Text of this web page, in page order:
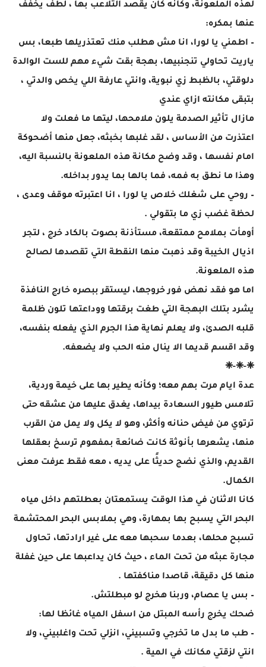
لهذه الملعونة، وكأنه كان يقصد التلاعب بها ، لطف يخفف
عنها بمكره:
– اطمني يا لورا، انا مش هطلب منك تعتذريلها طبعا، بس
ياريت تحاولي تنجنبيها، بهجة بقت شيء مهم للست الوالدة
دلوقتي، بالظبط زي نبوية، وانتي عارفة اللي يخص والدتي ،
بتبقى مكانته ازاي عندي
مازال تأثير الصدمة يلون ملامحها، ليتها ما فعلت ولا
اعتذرت من الأساس ، لقد غلبها بخبثه، جعل منها أضحوكة
امام نفسها ، وقد وضح مكانة هذه الملعونة بالنسبة اليه،
وهذا ما نطق به فمه، فما بالها بما يدور بداخله.
– روحي على شغلك خلاص يا لورا ، انا اعتبرته موقف وعدى ،
لحظة غضب زي ما بتقولي .
أومأت بملامح ممتقعة، مستأذنة بصوت بالكاد خرج ، لتجر
اذيال الخيبة وقد ذهبت منها النقطة التي تقصدها لصالح
هذه الملعونة.
اما هو فقد نهض فور خروجها، ليستقر ببصره خارج النافذة
يشرد بتلك البهجة التي طغت برقتها ووداعتها تلون ظلمة
قلبه الصدئ، ولا يعلم نهاية هذا الجرم الذي يفعله بنفسه،
وقد اقسم قديما الا ينال منه الحب ولا يضعفه.
❈-❈-❈
عدة ايام مرت بهم معه؛ وكأنه يطير بها على خيمة وردية،
تلامس طيور السعادة بيداها، يغدق عليها من عشقه حتى
ترتوي من فيض حنانه وأكثر، وهو لا يكل ولا يمل من القرب
منها، يشعرها بأنوثة كانت ضائعة بمفهوم ترسخ بعقلها
القديم، والذي نضج حديثًا على يديه ، معه فقط عرفت معنى
الكمال.
كانا الاثنان في هذا الوقت يستمعتان بعطلتهم داخل مياه
البحر التي يسبح بها بمهارة، وهي بملابس البحر المحتشمة
تسبح محلها، بعدما سحبها معه على غير ارادتها، تحاول
مجارة عبثه من تحت الماء ، حيث كان يداعبها على حين غفلة
منها كل دقيقة، قاصدا مناكفتها .
– بس يا عصام، وربنا هخرج لو مبطلتش.
ضحك يخرج رأسه المبتل من اسفل المياه غائظا لها:
– طب ما بدل ما تخرجي وتسبيني، انزلي تحت واغلبيني، ولا
انتي لزقتي مكانك في المية .